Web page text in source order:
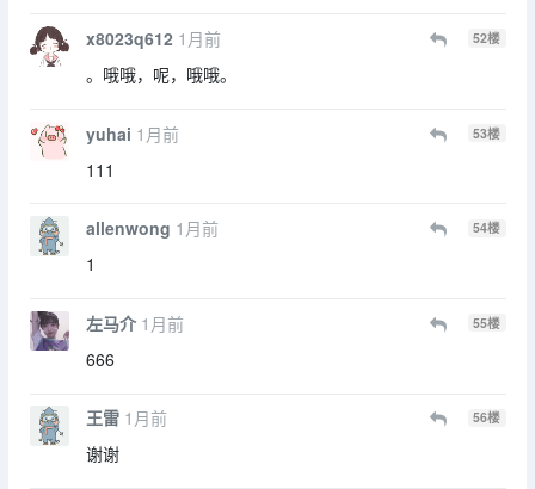
x8023q612 1月前 52楼
。哦哦，呢，哦哦。
yuhai 1月前 53楼
111
allenwong 1月前 54楼
1
左马介 1月前 55楼
666
王雷 1月前 56楼
谢谢